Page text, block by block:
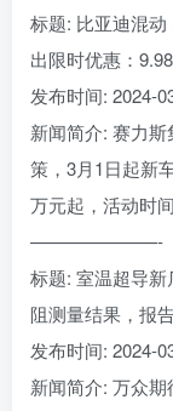
标题: 比亚迪混
出限时优惠：
发布时间: 2024-
新闻简介: 赛力
策，3月1日起新
万元起，活动时
———————-
标题: 室温超导
阻测量结果，报
发布时间: 2024-
新闻简介: 万众